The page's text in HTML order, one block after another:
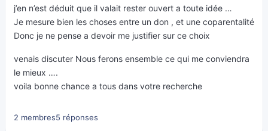
j’en n’est déduit que il valait rester ouvert a toute idée …
Je mesure bien les choses entre un don , et une coparentalité
Donc je ne pense a devoir me justifier sur ce choix
venais discuter Nous ferons ensemble ce qui me conviendra
le mieux ….
voila bonne chance a tous dans votre recherche
2 membres5 réponses